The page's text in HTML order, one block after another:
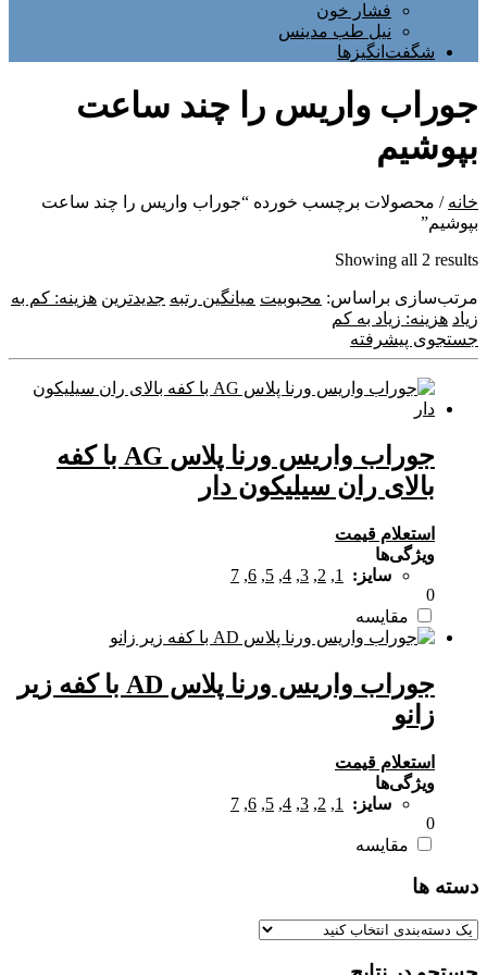
فشار خون
نیل طب مدینس
شگفت‌انگیزها
جوراب واریس را چند ساعت
بپوشیم
خانه / محصولات برچسب خورده “جوراب واریس را چند ساعت
بپوشیم”
Showing all 2 results
latestمرتب‌سازی براساس: محبوبیت میانگین رتبه جدیدترین هزینه: کم به
زیاد هزینه: زیاد به کم
جستجوی پیشرفته
جوراب واریس ورنا پلاس AG با کفه
بالای ران سیلیکون دار
استعلام قیمت
ویژگی‌ها
سایز:
1
,
2
,
3
,
4
,
5
,
6
,
7
0
مقایسه
جوراب واریس ورنا پلاس AD با کفه زیر
زانو
استعلام قیمت
ویژگی‌ها
سایز:
1
,
2
,
3
,
4
,
5
,
6
,
7
0
مقایسه
دسته ها